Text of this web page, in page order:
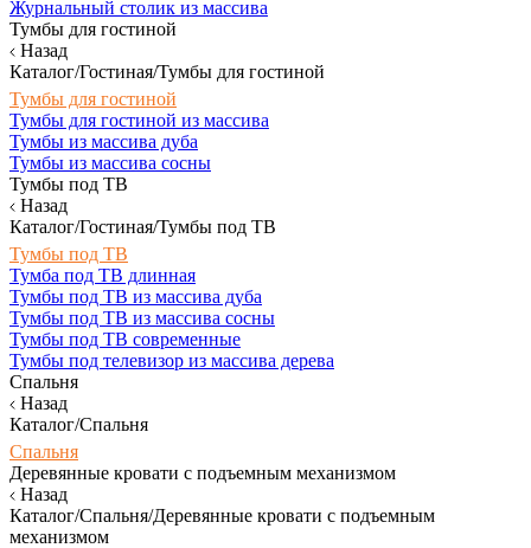
Журнальный столик из массива
Тумбы для гостиной
Назад
Каталог/Гостиная/Тумбы для гостиной
Тумбы для гостиной
Тумбы для гостиной из массива
Тумбы из массива дуба
Тумбы из массива сосны
Тумбы под ТВ
Назад
Каталог/Гостиная/Тумбы под ТВ
Тумбы под ТВ
Тумба под ТВ длинная
Тумбы под ТВ из массива дуба
Тумбы под ТВ из массива сосны
Тумбы под ТВ современные
Тумбы под телевизор из массива дерева
Спальня
Назад
Каталог/Спальня
Спальня
Деревянные кровати с подъемным механизмом
Назад
Каталог/Спальня/Деревянные кровати с подъемным
механизмом